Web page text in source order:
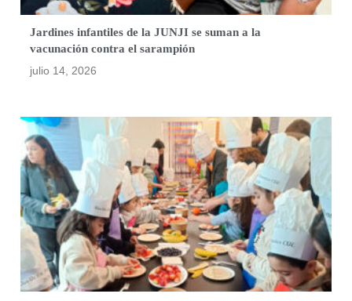
Jardines infantiles de la JUNJI se suman a la
vacunación contra el sarampión
julio 14, 2026